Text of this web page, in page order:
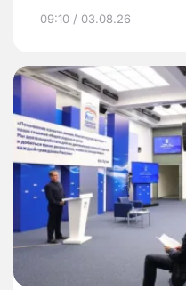
09:10 / 03.08.26